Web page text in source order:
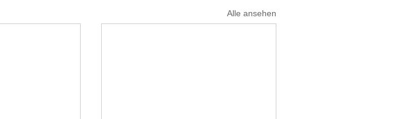
Alle ansehen